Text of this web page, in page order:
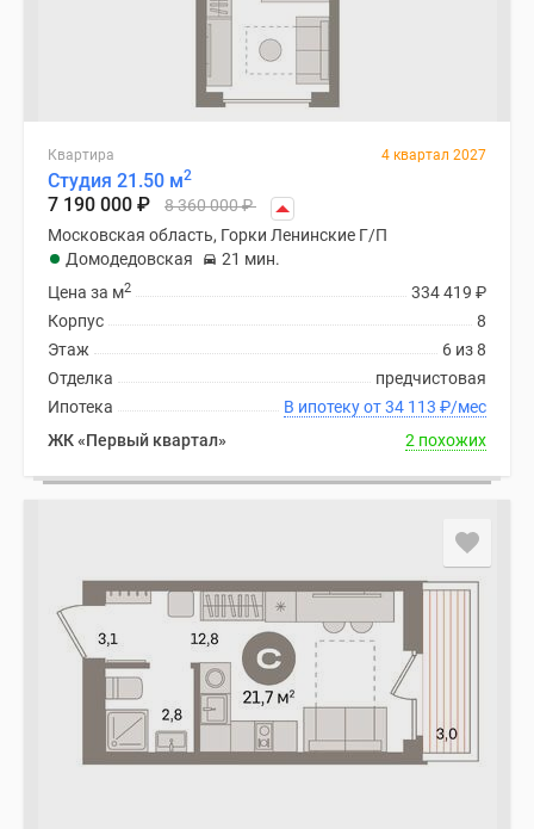
Квартира 4 квартал 2027
Студия 21.50 м2
7 190 000 ₽ 8 360 000₽
Московская область, Горки Ленинские Г/П
Домодедовская
21 мин.
334 419 ₽
Цена за м2
8
Корпус
6 из 8
Этаж
предчистовая
Отделка
В ипотеку от 34 113 ₽/мес
Ипотека
ЖК «Первый квартал»
2 похожих